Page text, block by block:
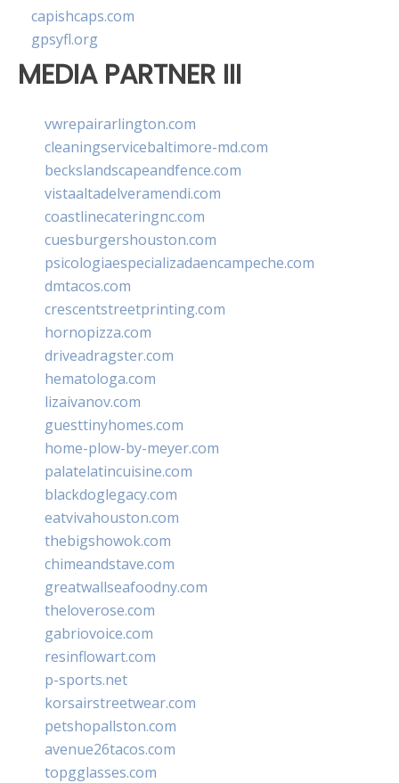
capishcaps.com
gpsyfl.org
MEDIA PARTNER III
vwrepairarlington.com
cleaningservicebaltimore-md.com
beckslandscapeandfence.com
vistaaltadelveramendi.com
coastlinecateringnc.com
cuesburgershouston.com
psicologiaespecializadaencampeche.com
dmtacos.com
crescentstreetprinting.com
hornopizza.com
driveadragster.com
hematologa.com
lizaivanov.com
guesttinyhomes.com
home-plow-by-meyer.com
palatelatincuisine.com
blackdoglegacy.com
eatvivahouston.com
thebigshowok.com
chimeandstave.com
greatwallseafoodny.com
theloverose.com
gabriovoice.com
resinflowart.com
p-sports.net
korsairstreetwear.com
petshopallston.com
avenue26tacos.com
topgglasses.com